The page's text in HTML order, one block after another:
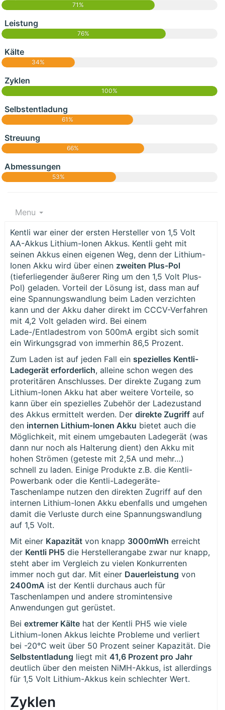
71%
Leistung
76%
Kälte
34%
Zyklen
100%
Selbstentladung
61%
Streuung
66%
Abmessungen
53%
Menu
Kentli war einer der ersten Hersteller von 1,5 Volt
AA-Akkus Lithium-Ionen Akkus. Kentli geht mit
seinen Akkus einen eigenen Weg, denn der Lithium-
Ionen Akku wird über einen zweiten Plus-Pol
(tieferliegender äußerer Ring um den 1,5 Volt Plus-
Pol) geladen. Vorteil der Lösung ist, dass man auf
eine Spannungswandlung beim Laden verzichten
kann und der Akku daher direkt im CCCV-Verfahren
mit 4,2 Volt geladen wird. Bei einem
Lade-/Entladestrom von 500mA ergibt sich somit
ein Wirkungsgrad von immerhin 86,5 Prozent.
Zum Laden ist auf jeden Fall ein spezielles Kentli-
Ladegerät erforderlich, alleine schon wegen des
proteritären Anschlusses. Der direkte Zugang zum
Lithium-Ionen Akku hat aber weitere Vorteile, so
kann über ein spezielles Zubehör der Ladezustand
des Akkus ermittelt werden. Der direkte Zugriffauf
den internen Lithium-Ionen Akku bietet auch die
Möglichkeit, mit einem umgebauten Ladegerät (was
dann nur noch als Halterung dient) den Akku mit
hohen Strömen (geteste mit 2,5A und mehr…)
schnell zu laden. Einige Produkte z.B. die Kentli-
Powerbank oder die Kentli-Ladegeräte-
Taschenlampe nutzen den direkten Zugriff auf den
internen Lithium-Ionen Akku ebenfalls und umgehen
damit die Verluste durch eine Spannungswandlung
auf 1,5 Volt.
Mit einer Kapazitätvon knapp 3000mWh erreicht
der Kentli PH5die Herstellerangabe zwar nur knapp,
steht aber im Vergleich zu vielen Konkurrenten
immer noch gut dar. Mit einer Dauerleistung von
2400mA ist der Kentli durchaus auch für
Taschenlampen und andere stromintensive
Anwendungen gut gerüstet.
Bei extremer Kältehat der Kentli PH5 wie viele
Lithium-Ionen Akkus leichte Probleme und verliert
bei -20°C weit über 50 Prozent seiner Kapazität. Die
Selbstentladung liegt mit 41,6 Prozent pro Jahr
deutlich über den meisten NiMH-Akkus, ist allerdings
für 1,5 Volt Lithium-Akkus kein schlechter Wert.
Zyklen